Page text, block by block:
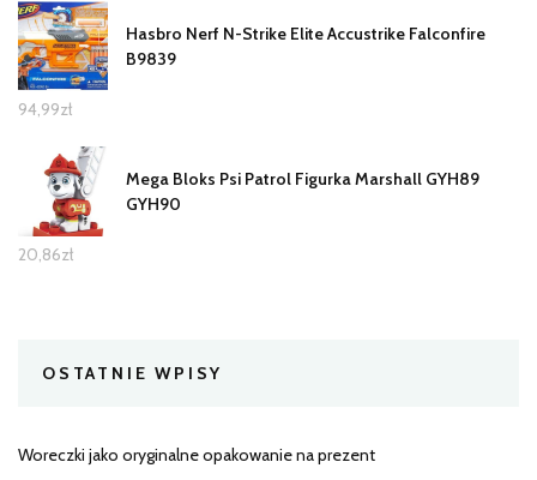
Hasbro Nerf N-Strike Elite Accustrike Falconfire
B9839
94,99zł
Mega Bloks Psi Patrol Figurka Marshall GYH89
GYH90
20,86zł
OSTATNIE WPISY
Woreczki jako oryginalne opakowanie na prezent